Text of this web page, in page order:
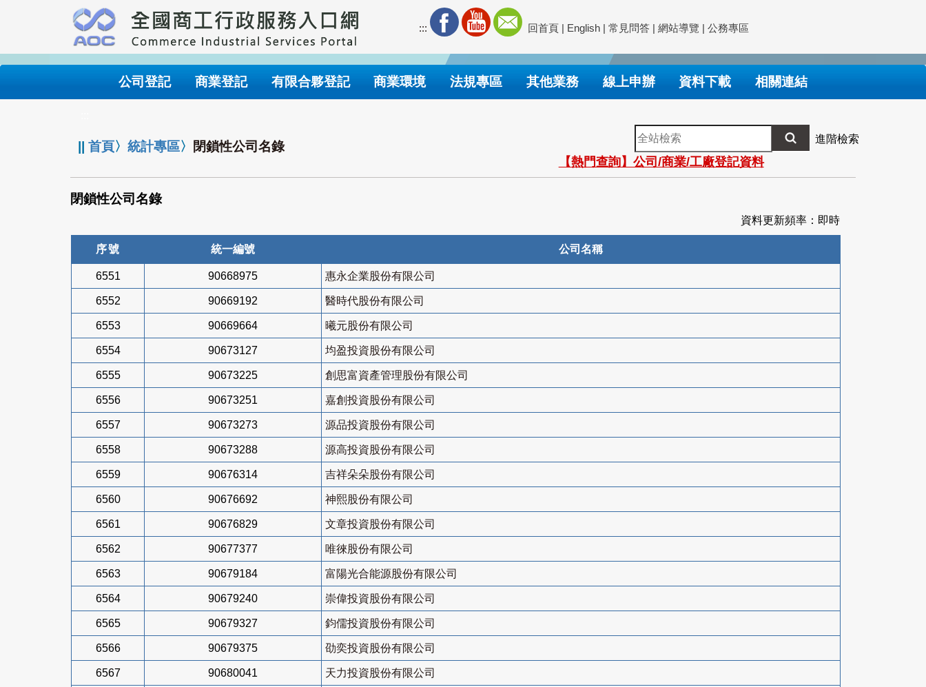
要
內
::: 回首頁 | English | 常見問答 | 網站導覽 | 公務專區
公司登記 商業登記 有限合夥登記 商業環境 法規專區 其他業務 線上申辦 資料下載 相關連結
||首頁〉統計專區〉 閉鎖性公司名錄
全
站
檢
索
進階檢索
【熱門查詢】公司/商業/工廠登記資料
閉鎖性公司名錄
資料更新頻率：即時
序號 統一編號 公司名稱
6551 90668975 惠永企業股份有限公司
6552 90669192 醫時代股份有限公司
6553 90669664 曦元股份有限公司
6554 90673127 均盈投資股份有限公司
6555 90673225 創思富資產管理股份有限公司
6556 90673251 嘉創投資股份有限公司
6557 90673273 源品投資股份有限公司
6558 90673288 源高投資股份有限公司
6559 90676314 吉祥朵朵股份有限公司
6560 90676692 神熙股份有限公司
6561 90676829 文章投資股份有限公司
6562 90677377 唯徠股份有限公司
6563 90679184 富陽光合能源股份有限公司
6564 90679240 崇偉投資股份有限公司
6565 90679327 鈞儒投資股份有限公司
6566 90679375 劭奕投資股份有限公司
6567 90680041 天力投資股份有限公司